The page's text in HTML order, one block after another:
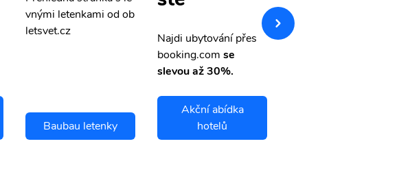
vnými letenkami od ob
letsvet.cz
Baubau letenky
Najdi ubytování přes
booking.com se
slevou až 30%.
Akční abídka
hotelů
vnými letenkami od ob
letsvet.cz